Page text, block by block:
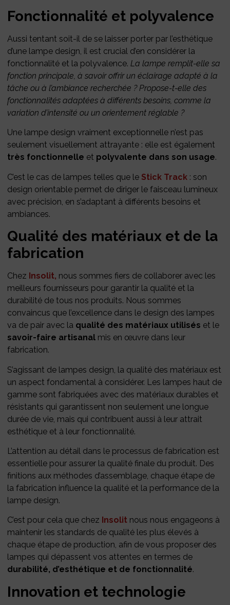
Fonctionnalité et polyvalence
Aussi tentant soit-il de se laisser porter par l’esthétique
d’une lampe design, il est crucial d’en considérer la
fonctionnalité et la polyvalence.La lampe remplit-elle sa
fonction principale, à savoir offrir un éclairage adapté à la
tâche ou à l’ambiance recherchée ? Propose-t-elle des
fonctionnalités adaptées à différents besoins, comme la
variation d’intensité ou un orientement réglable ?
Une lampe design vraiment exceptionnelle n’est pas
seulement visuellement attrayante : elle est également
très fonctionnelle et polyvalente dans son usage.
C’est le cas de lampes telles que le Stick Track : son
design orientable permet de diriger le faisceau lumineux
avec précision, en s’adaptant à différents besoins et
ambiances.
Qualité des matériaux et de la
fabrication
Chez Insolit, nous sommes fiers de collaborer avec les
meilleurs fournisseurs pour garantir la qualité et la
durabilité de tous nos produits. Nous sommes
convaincus que l’excellence dans le design des lampes
va de pair avec la qualité des matériaux utilisés et le
savoir-faire artisanal mis en œuvre dans leur
fabrication.
S’agissant de lampes design, la qualité des matériaux est
un aspect fondamental à considérer. Les lampes haut de
gamme sont fabriquées avec des matériaux durables et
résistants qui garantissent non seulement une longue
durée de vie, mais qui contribuent aussi à leur attrait
esthétique et à leur fonctionnalité.
L’attention au détail dans le processus de fabrication est
essentielle pour assurer la qualité finale du produit. Des
finitions aux méthodes d’assemblage, chaque étape de
la fabrication influence la qualité et la performance de la
lampe design.
C’est pour cela que chez Insolit nous nous engageons à
maintenir les standards de qualité les plus élevés à
chaque étape de production, afin de vous proposer des
lampes qui dépassent vos attentes en termes de
durabilité, d’esthétique et de fonctionnalité.
Innovation et technologie